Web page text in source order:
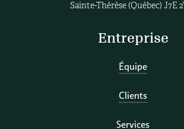
Sainte-Thérèse (Québec) J7E
Entreprise
Équipe
Clients
Services